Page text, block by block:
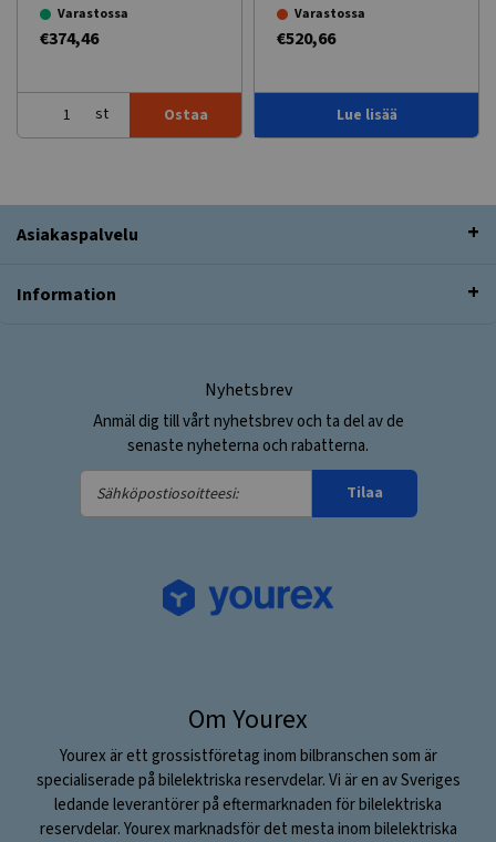
Varastossa
€374,46
st Ostaa
Varastossa
€520,66
Lue lisää
Asiakaspalvelu
Information
Nyhetsbrev
Anmäl dig till vårt nyhetsbrev och ta del av de
senaste nyheterna och rabatterna.
Sähköpostiosoitteesi:
Tilaa
Om Yourex
Yourex är ett grossistföretag inom bilbranschen som är
specialiserade på bilelektriska reservdelar. Vi är en av Sveriges
ledande leverantörer på eftermarknaden för bilelektriska
reservdelar. Yourex marknadsför det mesta inom bilelektriska